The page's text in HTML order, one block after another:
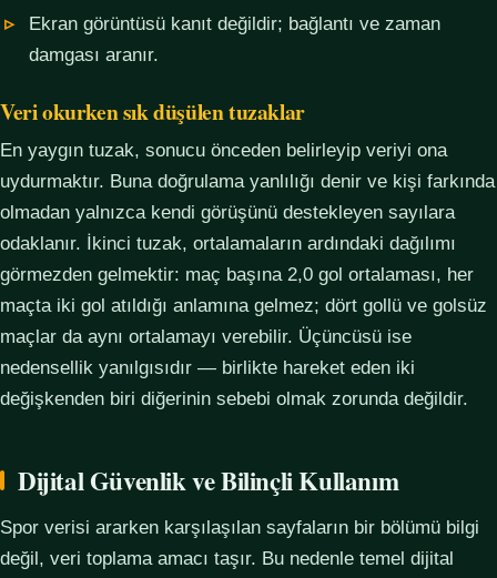
Ekran görüntüsü kanıt değildir; bağlantı ve zaman
damgası aranır.
Veri okurken sık düşülen tuzaklar
En yaygın tuzak, sonucu önceden belirleyip veriyi ona
uydurmaktır. Buna doğrulama yanlılığı denir ve kişi farkında
olmadan yalnızca kendi görüşünü destekleyen sayılara
odaklanır. İkinci tuzak, ortalamaların ardındaki dağılımı
görmezden gelmektir: maç başına 2,0 gol ortalaması, her
maçta iki gol atıldığı anlamına gelmez; dört gollü ve golsüz
maçlar da aynı ortalamayı verebilir. Üçüncüsü ise
nedensellik yanılgısıdır — birlikte hareket eden iki
değişkenden biri diğerinin sebebi olmak zorunda değildir.
Dijital Güvenlik ve Bilinçli Kullanım
Spor verisi ararken karşılaşılan sayfaların bir bölümü bilgi
değil, veri toplama amacı taşır. Bu nedenle temel dijital